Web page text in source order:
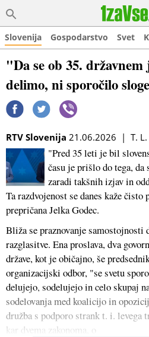
Slovenija Gospodarstvo Svet
"Da se ob 35.
delimo, ni sporočilo
RTV Slovenija 21.06.2026 | T. L.
"Pred 35 leti je bil
času je prišlo do tega,
zaradi takšnih izjav in
Ta razdvojenost se danes kaže čisto
prepričana Jelka Godec.
Bliža se praznovanje samostojnosti
razglasitve. Ena proslava, dva
države, kot je običajno, še
organizacijski odbor, "se svetu
delujejo, sodelujejo in celo skupaj
sodelovanja med koalicijo in
družba s podporo strank t. i. levega
kar dvema zakonoma, o